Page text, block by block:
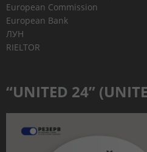
European Commission
European Bank
ЛУН
RIELTOR
“UNITED 24”